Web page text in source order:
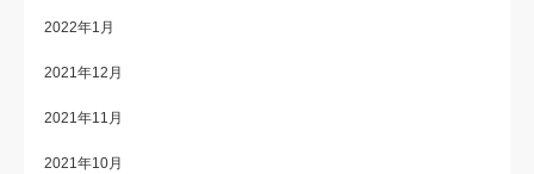
2022年1月
2021年12月
2021年11月
2021年10月